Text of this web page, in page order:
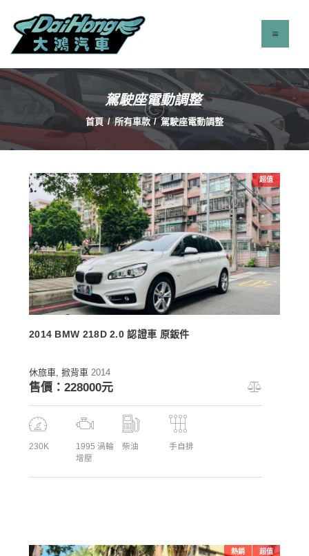
駕駛座電動調整
首頁 所有車款 駕駛座電動調整
最新消息
服務項目
立即找車
聯絡我們
關於我們
超值
2014 BMW 218D 2.0 認證車 原鈑件
休旅車, 掀背車 2014
售價：228000元
230K
1995 渦輪
增壓
柴油 手自排
熱銷 超值